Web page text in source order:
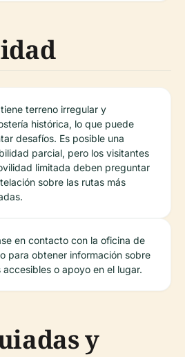
tiene terreno irregular y
histórica, lo que puede
desafíos. Es posible una
parcial, pero los visitantes
limitada deben preguntar
sobre las rutas más
en contacto con la oficina de
para obtener información sobre
accesibles o apoyo en el lugar.
y